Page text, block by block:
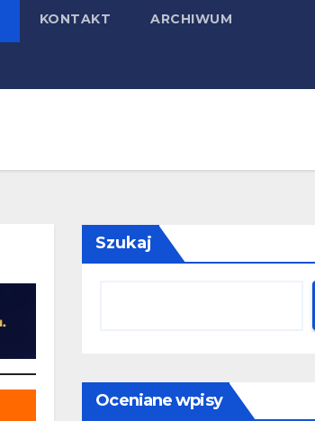
KONTAKT ARCHIWUM
Szukaj
Oceniane wpisy